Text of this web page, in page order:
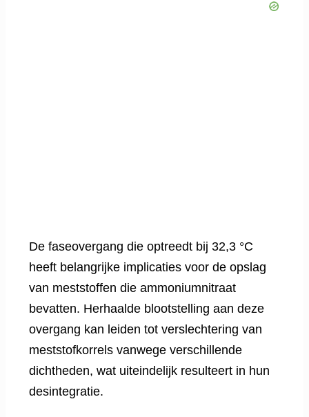
De faseovergang die optreedt bij 32,3 °C
heeft belangrijke implicaties voor de opslag
van meststoffen die ammoniumnitraat
bevatten. Herhaalde blootstelling aan deze
overgang kan leiden tot verslechtering van
meststofkorrels vanwege verschillende
dichtheden, wat uiteindelijk resulteert in hun
desintegratie.